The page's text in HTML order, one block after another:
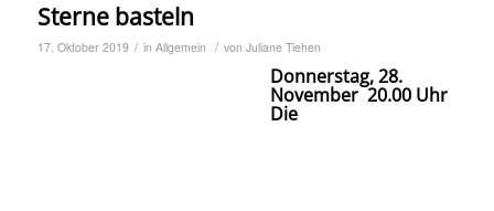
Sterne basteln
17. Oktober 2019 / in Allgemein / von Juliane Tiehen
Donnerstag, 28.
November 20.00 Uhr
Die